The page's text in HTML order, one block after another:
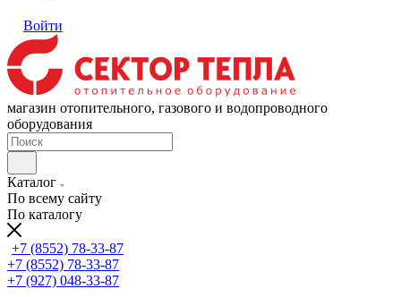
Войти
магазин отопительного, газового и водопроводного
оборудования
Каталог
По всему сайту
По каталогу
+7 (8552) 78-33-87
+7 (8552) 78-33-87
+7 (927) 048-33-87